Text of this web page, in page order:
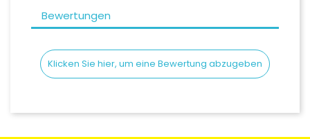
Bewertungen
Klicken Sie hier, um eine Bewertung abzugeben